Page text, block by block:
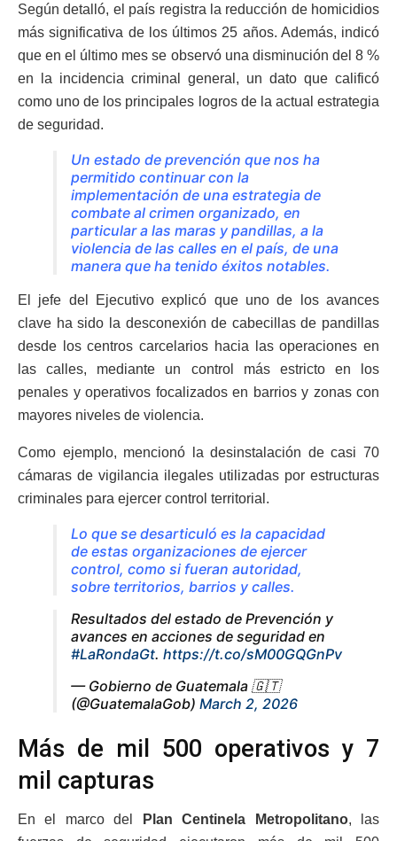
Según detalló, el país registra la reducción de homicidios
más significativa de los últimos 25 años. Además, indicó
que en el último mes se observó una disminución del 8 %
en la incidencia criminal general, un dato que calificó
como uno de los principales logros de la actual estrategia
de seguridad.
Un estado de prevención que nos ha
permitido continuar con la
implementación de una estrategia de
combate al crimen organizado, en
particular a las maras y pandillas, a la
violencia de las calles en el país, de una
manera que ha tenido éxitos notables.
El jefe del Ejecutivo explicó que uno de los avances
clave ha sido la desconexión de cabecillas de pandillas
desde los centros carcelarios hacia las operaciones en
las calles, mediante un control más estricto en los
penales y operativos focalizados en barrios y zonas con
mayores niveles de violencia.
Como ejemplo, mencionó la desinstalación de casi 70
cámaras de vigilancia ilegales utilizadas por estructuras
criminales para ejercer control territorial.
Lo que se desarticuló es la capacidad
de estas organizaciones de ejercer
control, como si fueran autoridad,
sobre territorios, barrios y calles.
Resultados del estado de Prevención y
avances en acciones de seguridad en
#LaRondaGt. https://t.co/sM00GQGnPv
— Gobierno de Guatemala 🇬🇹
(@GuatemalaGob) March 2, 2026
Más de mil 500 operativos y 7
mil capturas
En el marco del Plan Centinela Metropolitano, las